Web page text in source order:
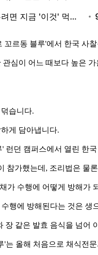
꼬르동 블루'에서 한국 사
심이 어느 때보다 높은
습니다.
게 담아냅니다.
런던 캠퍼스에서 열린 한
참가했는데, 조리법은 물
가 수행에 어떻게 방해가
행에 방해된다는 것은
장 같은 발효 음식을 넘어
'는 올해 처음으로 채식전